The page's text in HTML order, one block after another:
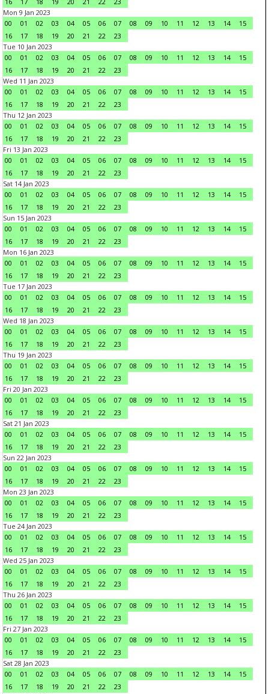
Mon 9 Jan 2023
00
01 02 03 04 05 06 07 08 09 10 11 12 13 14
15
16
17 18 19 20 21 22
23
Tue 10 Jan 2023
00
01 02 03 04 05 06 07 08 09 10 11 12 13 14
15
16
17 18 19 20 21 22
23
Wed 11 Jan 2023
00
01 02 03 04 05 06 07 08 09 10 11 12 13 14
15
16
17 18 19 20 21 22
23
Thu 12 Jan 2023
00
01 02 03 04 05 06 07 08 09 10 11 12 13 14
15
16
17 18 19 20 21 22
23
Fri 13 Jan 2023
00
01 02 03 04 05 06 07 08 09 10 11 12 13 14
15
16
17 18 19 20 21 22
23
Sat 14 Jan 2023
00
01 02 03 04 05 06 07 08 09 10 11 12 13 14
15
16
17 18 19 20 21 22
23
Sun 15 Jan 2023
00
01 02 03 04 05 06 07 08 09 10 11 12 13 14
15
16
17 18 19 20 21 22
23
Mon 16 Jan 2023
00
01 02 03 04 05 06 07 08 09 10 11 12 13 14
15
16
17 18 19 20 21 22
23
Tue 17 Jan 2023
00
01 02 03 04 05 06 07 08 09 10 11 12 13 14
15
16
17 18 19 20 21 22
23
Wed 18 Jan 2023
00
01 02 03 04 05 06 07 08 09 10 11 12 13 14
15
16
17 18 19 20 21 22
23
Thu 19 Jan 2023
00
01 02 03 04 05 06 07 08 09 10 11 12 13 14
15
16
17 18 19 20 21 22
23
Fri 20 Jan 2023
00
01 02 03 04 05 06 07 08 09 10 11 12 13 14
15
16
17 18 19 20 21 22
23
Sat 21 Jan 2023
00
01 02 03 04 05 06 07 08 09 10 11 12 13 14
15
16
17 18 19 20 21 22
23
Sun 22 Jan 2023
00
01 02 03 04 05 06 07 08 09 10 11 12 13 14
15
16
17 18 19 20 21 22
23
Mon 23 Jan 2023
00
01 02 03 04 05 06 07 08 09 10 11 12 13 14
15
16
17 18 19 20 21 22
23
Tue 24 Jan 2023
00
01 02 03 04 05 06 07 08 09 10 11 12 13 14
15
16
17 18 19 20 21 22
23
Wed 25 Jan 2023
00
01 02 03 04 05 06 07 08 09 10 11 12 13 14
15
16
17 18 19 20 21 22
23
Thu 26 Jan 2023
00
01 02 03 04 05 06 07 08 09 10 11 12 13 14
15
16
17 18 19 20 21 22
23
Fri 27 Jan 2023
00
01 02 03 04 05 06 07 08 09 10 11 12 13 14
15
16
17 18 19 20 21 22
23
Sat 28 Jan 2023
00
01 02 03 04 05 06 07 08 09 10 11 12 13 14
15
16
17 18 19 20 21 22
23